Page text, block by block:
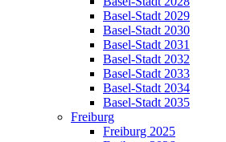
Basel-Stadt 2029
Basel-Stadt 2030
Basel-Stadt 2031
Basel-Stadt 2032
Basel-Stadt 2033
Basel-Stadt 2034
Basel-Stadt 2035
Freiburg
Freiburg 2025